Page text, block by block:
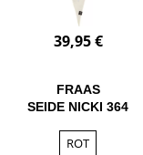
39,95 €
FRAAS
SEIDE NICKI 364
ROT